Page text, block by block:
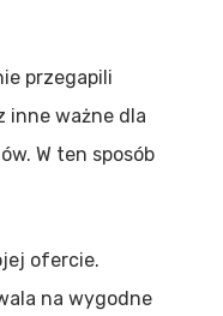
przegapili
inne ważne dla
W ten sposób
ofercie.
na wygodne